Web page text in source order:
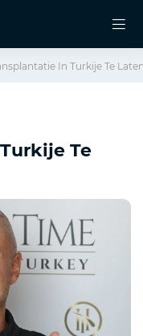
In Turkije Te
Te